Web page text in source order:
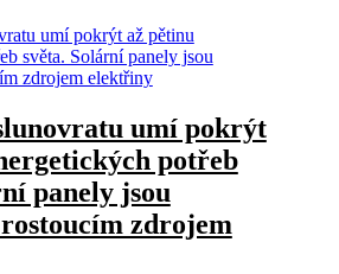
umí pokrýt
potřeb
panely jsou
zdrojem